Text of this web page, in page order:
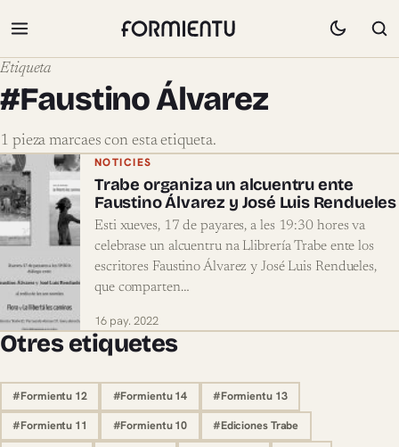
Etiqueta
#Faustino Álvarez
1 pieza marcaes con esta etiqueta.
Pieces marcaes con #Faustino Álvarez
NOTICIES
Trabe organiza un alcuentru ente
Faustino Álvarez y José Luis Rendueles
Esti xueves, 17 de payares, a les 19:30 hores va
celebrase un alcuentru na Llibrería Trabe ente los
escritores Faustino Álvarez y José Luis Rendueles,
que comparten…
16 pay. 2022
Otres etiquetes
#Formientu 12 #Formientu 14 #Formientu 13
#Formientu 11 #Formientu 10 #Ediciones Trabe